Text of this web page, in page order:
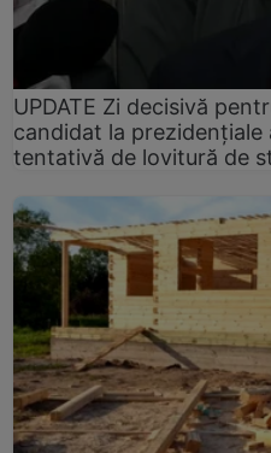
UPDATE Zi decisivă
candidat la
tentativă de lovitură de